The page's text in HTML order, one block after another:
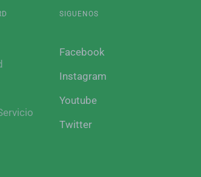
SIGUENOS
Facebook
Instagram
Youtube
Twitter